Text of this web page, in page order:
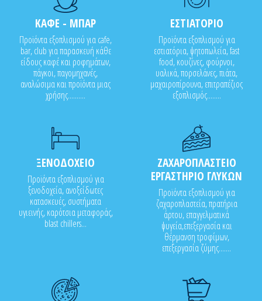
ΚΑΦΕ - ΜΠΑΡ
Προϊόντα εξοπλισμού για cafe,
bar, club για παρασκευή κάθε
είδους καφέ και ροφημάτων,
πάγκοι, παγομηχανές,
αναλώσιμα και προϊόντα μιας
χρήσης..........
ΕΣΤΙΑΤΟΡΙΟ
Προϊόντα εξοπλισμού για
εστιατόρια, ψητοπωλεία, fast
food, κουζίνες, φούρνοι,
υαλικά, πορσελάνες, πιάτα,
μαχαιροπίρουνα, επιτραπέζιος
εξοπλισμός........
ΞΕΝΟΔΟΧΕΙΟ
Προϊόντα εξοπλισμού για
ξενοδοχεία, ανοξείδωτες
κατασκευές, συστήματα
υγιεινής, καρότσια μεταφοράς,
blast chillers...
ΖΑΧΑΡΟΠΛΑΣΤΕΙΟ
ΕΡΓΑΣΤΗΡΙΟ ΓΛΥΚΩΝ
Προϊόντα εξοπλισμού για
ζαχαροπλαστεία, πρατήρια
άρτου, επαγγελματικά
ψυγεία,επεξεργασία και
θέρμανση τροφίμων,
επεξεργασία ζύμης.......